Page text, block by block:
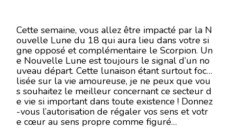
Cette semaine, vous allez être impacté par la N
ouvelle Lune du 18 qui aura lieu dans votre si
gne opposé et complémentaire le Scorpion. Un
e Nouvelle Lune est toujours le signal d’un no
uveau départ. Cette lunaison étant surtout foca
lisée sur la vie amoureuse, je ne peux que vou
s souhaitez le meilleur concernant ce secteur d
e vie si important dans toute existence ! Donnez
-vous l’autorisation de régaler vos sens et votr
e cœur au sens propre comme figuré…